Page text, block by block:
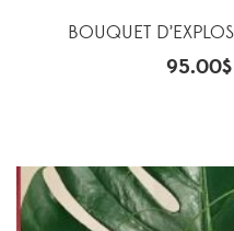
BOUQUET
95.00$